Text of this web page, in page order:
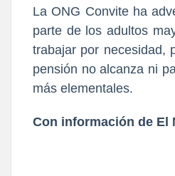
La ONG Convite ha
parte de los adultos
trabajar por necesidad,
pensión no alcanza ni
más elementales.
Con información de El